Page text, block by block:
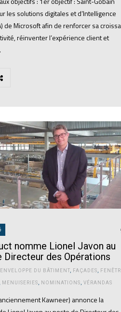
les solutions digitales et d’Intelligence
de Microsoft afin de renforcer sa
réinventer l’expérience client et
nomme Lionel Javon au
Directeur des Opérations
ENVELOPPE DU BÂTIMENT, FAÇADES
MENUISERIES NOMINATIONS VÉRANDAS
Kawneer) annonce la